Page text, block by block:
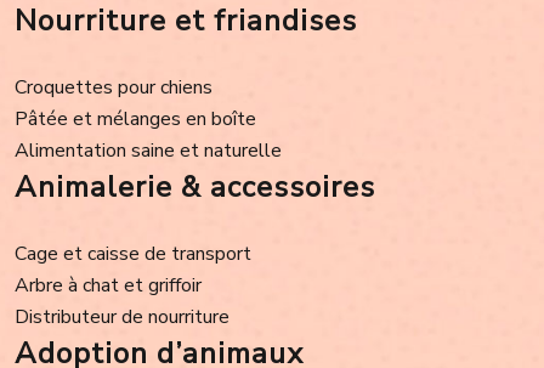
Nourriture et friandises
Croquettes pour chiens
Pâtée et mélanges en boîte
Alimentation saine et naturelle
Animalerie & accessoires
Cage et caisse de transport
Arbre à chat et griffoir
Distributeur de nourriture
Adoption d’animaux